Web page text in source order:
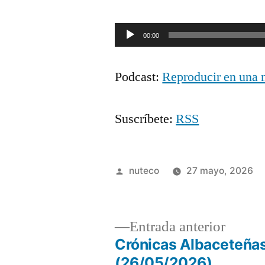
Reproductor
audio
00:00
Podcast:Reproducir en una
Suscríbete:RSS
Publicada
nuteco 27 mayo, 2026
Entrada anteriorEntrada
Crónicas